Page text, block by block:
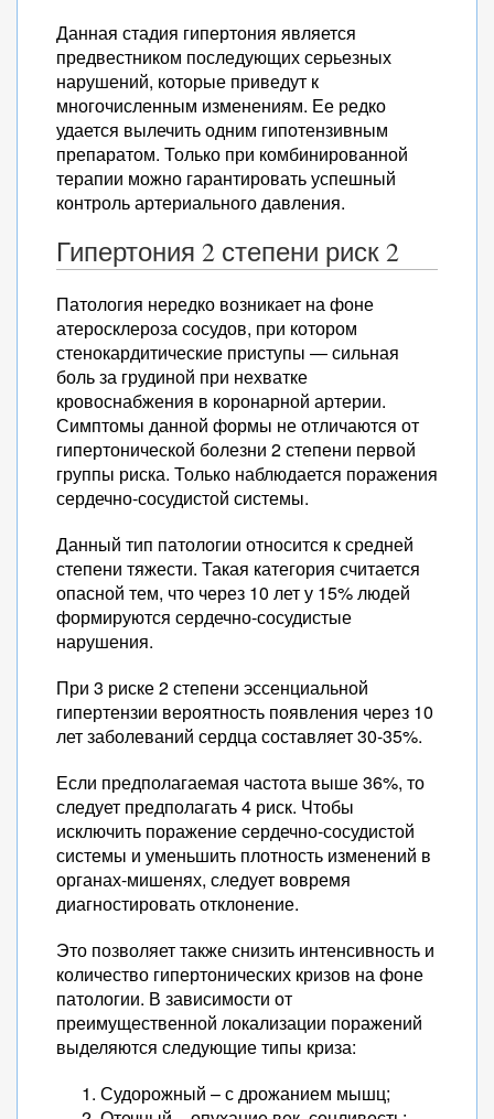
Данная стадия гипертония является
предвестником последующих серьезных
нарушений, которые приведут к
многочисленным изменениям. Ее редко
удается вылечить одним гипотензивным
препаратом. Только при комбинированной
терапии можно гарантировать успешный
контроль артериального давления.
Гипертония 2 степени риск 2
Патология нередко возникает на фоне
атеросклероза сосудов, при котором
стенокардитические приступы — сильная
боль за грудиной при нехватке
кровоснабжения в коронарной артерии.
Симптомы данной формы не отличаются от
гипертонической болезни 2 степени первой
группы риска. Только наблюдается поражения
сердечно-сосудистой системы.
Данный тип патологии относится к средней
степени тяжести. Такая категория считается
опасной тем, что через 10 лет у 15% людей
формируются сердечно-сосудистые
нарушения.
При 3 риске 2 степени эссенциальной
гипертензии вероятность появления через 10
лет заболеваний сердца составляет 30-35%.
Если предполагаемая частота выше 36%, то
следует предполагать 4 риск. Чтобы
исключить поражение сердечно-сосудистой
системы и уменьшить плотность изменений в
органах-мишенях, следует вовремя
диагностировать отклонение.
Это позволяет также снизить интенсивность и
количество гипертонических кризов на фоне
патологии. В зависимости от
преимущественной локализации поражений
выделяются следующие типы криза:
Судорожный – с дрожанием мышц;